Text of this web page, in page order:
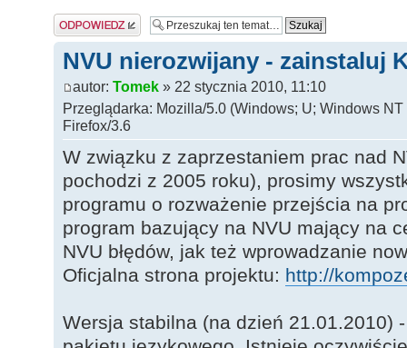
Odpowiedz
NVU nierozwijany - zainstaluj
autor: Tomek» 22 stycznia 2010, 11:10
Przeglądarka: Mozilla/5.0 (Windows; U; Windows
Firefox/3.6
W związku z zaprzestaniem prac nad
pochodzi z 2005 roku), prosimy
programu o rozważenie przejścia na
program bazujący na NVU mający na
NVU błędów, jak też wprowadzanie
Oficjalna strona projektu: http://
Wersja stabilna (na dzień 21.01.2010)